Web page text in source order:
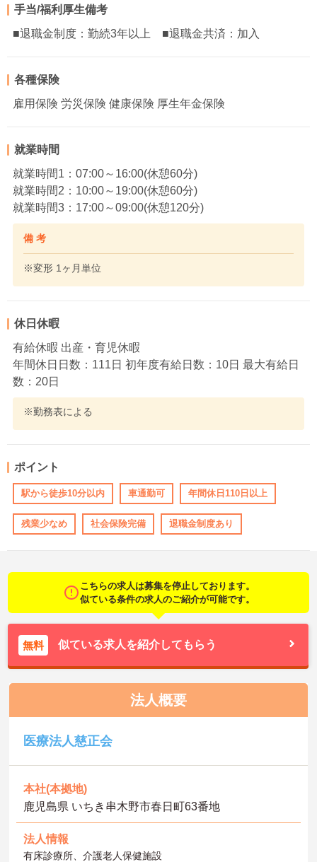
手当/福利厚生備考
■退職金制度：勤続3年以上 ■退職金共済：加入
各種保険
雇用保険 労災保険 健康保険 厚生年金保険
就業時間
就業時間1：07:00～16:00(休憩60分)
就業時間2：10:00～19:00(休憩60分)
就業時間3：17:00～09:00(休憩120分)
備 考
※変形 1ヶ月単位
休日休暇
有給休暇 出産・育児休暇
年間休日日数：111日 初年度有給日数：10日 最大有給日
数：20日
※勤務表による
ポイント
駅から徒歩10分以内 車通勤可 年間休日110日以上
残業少なめ 社会保険完備 退職金制度あり
こちらの求人は募集を停止しております。
似ている条件の求人のご紹介が可能です。
無料 似ている求人を紹介してもらう
法人概要
医療法人慈正会
本社(本拠地)
鹿児島県 いちき串木野市春日町63番地
法人情報
有床診療所、介護老人保健施設